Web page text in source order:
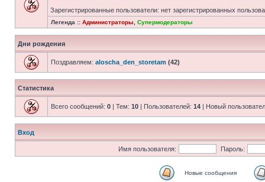
Зарегистрированные пользователи: нет зарегистрированных
Легенда :: Администраторы Супермодераторы
Дни рождения
Поздравляем: aloscha_den_storetam (42)
Статистика
Всего сообщений: 0 | Тем: 10 | Пользователей: 14 | Новый
Вход
Имя пользователя: Пароль:
Новые сообщения